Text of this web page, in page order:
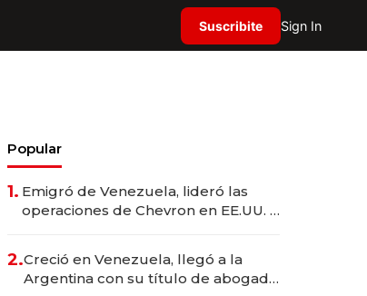
Suscribite Sign In
Popular
1. Emigró de Venezuela, lideró las
operaciones de Chevron en EE.UU. y
2.Creció en Venezuela, llegó a la
Argentina con su título de abogado